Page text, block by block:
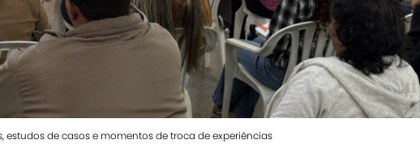
de casos e momentos de troca de experiências